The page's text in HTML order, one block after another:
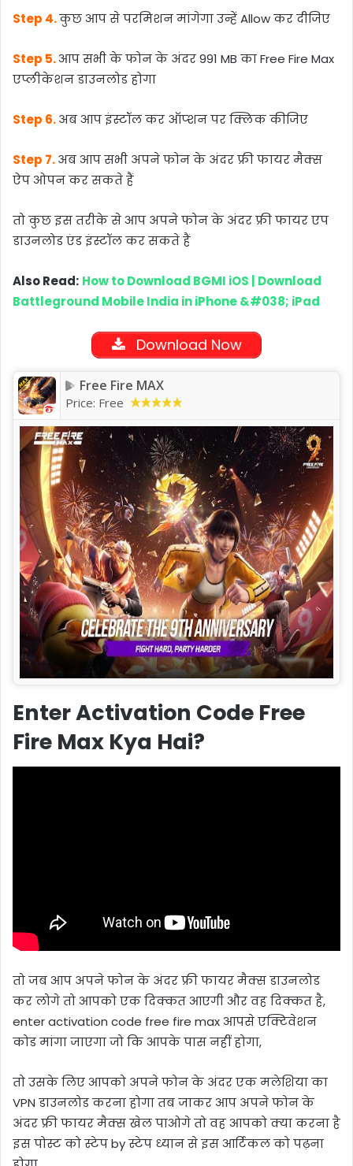
Step 4.कुछ आप से परमिशन मांगेगा उन्हें Allow कर दीजिए
Step 5.आप सभी के फोन के अंदर 991 MB का Free Fire Max
एप्लीकेशन डाउनलोड होगा
Step 6.अब आप इंस्टॉल कर ऑप्शन पर क्लिक कीजिए
Step 7.अब आप सभी अपने फोन के अंदर फ्री फायर मैक्स
ऐप ओपन कर सकते हैं
तो कुछ इस तरीके से आप अपने फोन के अंदर फ्री फायर एप
डाउनलोड एंड इंस्टॉल कर सकते हैं
Also Read: How to Download BGMI iOS | Download
Battleground Mobile India in iPhone &#038; iPad
Download Now
Free Fire MAX
Price: Free
Enter Activation Code Free
Fire Max Kya Hai?
तो जब आप अपने फोन के अंदर फ्री फायर मैक्स डाउनलोड
कर लोगे तो आपको एक दिक्कत आएगी और वह दिक्कत है,
enter activation code free fire max आपसे एक्टिवेशन
कोड मांगा जाएगा जो कि आपके पास नहीं होगा,
तो उसके लिए आपको अपने फोन के अंदर एक मलेशिया का
VPN डाउनलोड करना होगा तब जाकर आप अपने फोन के
अंदर फ्री फायर मैक्स खेल पाओगे तो वह आपको क्या करना है
इस पोस्ट को स्टेप by स्टेप ध्यान से इस आर्टिकल को पढ़ना